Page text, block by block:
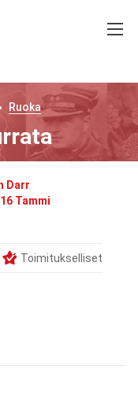
Ruoka
Darr
16 Tammi
Toimitukselliset